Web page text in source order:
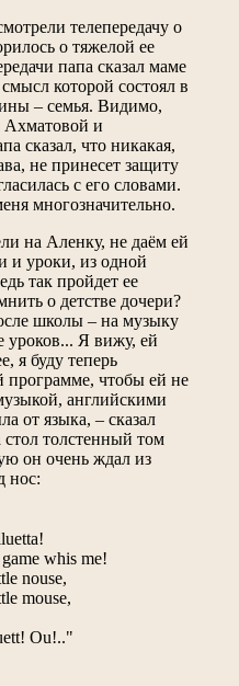
телепередачу о
о тяжелой ее
папа сказал маме
которой состоял в
– семья. Видимо,
Ахматовой и
сказал, что никакая,
не принесет защиту
с его словами.
многозначительно.
на Аленку, не даём ей
и уроки, из одной
так пройдет ее
о детстве дочери?
школы – на музыку
уроков... Я вижу, ей
я буду теперь
программе, чтобы ей не
английскими
от языка, – сказал
толстенный том
он очень ждал из
нос:
whis me!
nouse,
mouse,
Ou!.."